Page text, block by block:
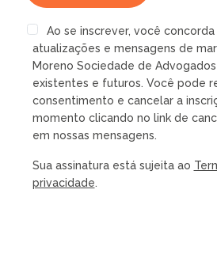
Ao se inscrever, você
atualizações e mensagens de
Moreno Sociedade de
existentes e futuros. Você pode
consentimento e cancelar a
momento clicando no link de
em nossas mensagens.
Sua assinatura está sujeita ao
privacidade.